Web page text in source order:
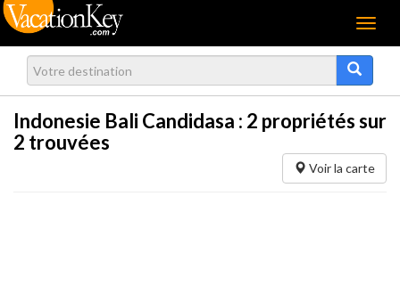
Menu
Indonesie Bali Candidasa : 2 propriétés sur
2 trouvées
Voir la carte